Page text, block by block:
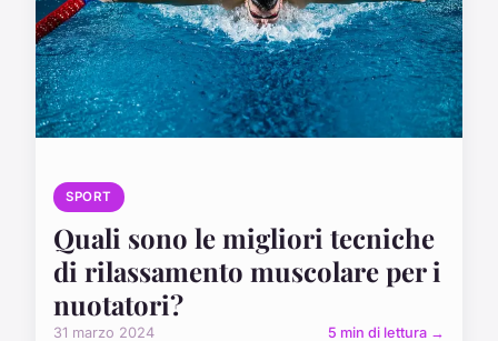
SPORT
Quali sono le migliori tecniche
di rilassamento muscolare per i
nuotatori?
31 marzo 2024 5 min di lettura →